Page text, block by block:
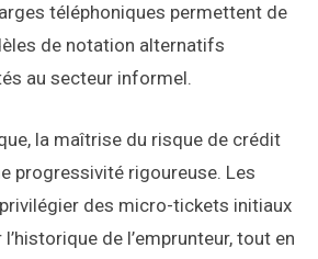
téléphoniques permettent de
de notation alternatifs
au secteur informel.
la maîtrise du risque de crédit
progressivité rigoureuse. Les
des micro-tickets initiaux
de l’emprunteur, tout en